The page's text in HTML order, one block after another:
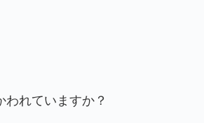
れていますか？